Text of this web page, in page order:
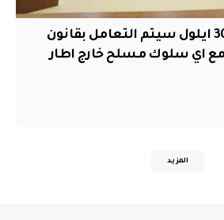
ادارة الدولة: بعد 30 ايلول سيتم التعامل بقانون
مع اي سلوك مسلح خارج اطار
المزيد